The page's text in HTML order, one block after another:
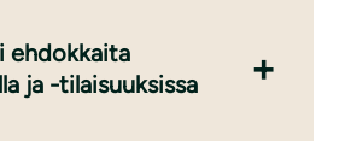
ehdokkaita
ja -tilaisuuksissa